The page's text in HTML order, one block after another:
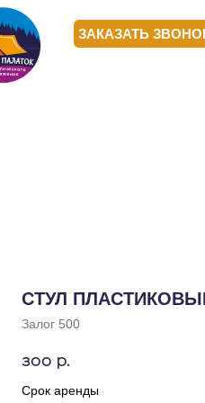
КОРПОРАТИВНЫМ КЛИЕНТАМ
ЗАКАЗАТЬ ЗВОНОК
КОРПОРАТИВНЫМ КЛИЕНТАМ
ЗАКАЗАТЬ ЗВОНОК
СТУЛ
Залог 500
300 р.
Срок аренды